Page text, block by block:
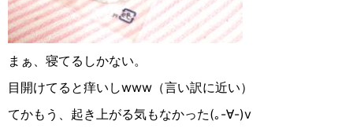
まぁ、寝てるしかない。
目開けてると痒いしwww（言い訳に近い）
てかもう、起き上がる気もなかった(｡-∀︎-)v